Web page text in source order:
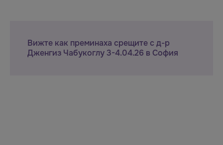
Вижте как преминаха срещите с д-р
Дженгиз Чабукоглу 3-4.04.26 в София